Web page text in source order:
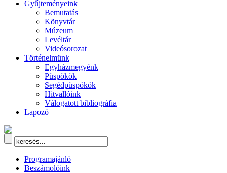
Gyűjteményeink
Bemutatás
Könyvtár
Múzeum
Levéltár
Videósorozat
Történelmünk
Egyházmegyénk
Püspökök
Segédpüspökök
Hitvallóink
Válogatott bibliográfia
Lapozó
Programajánló
Beszámolóink